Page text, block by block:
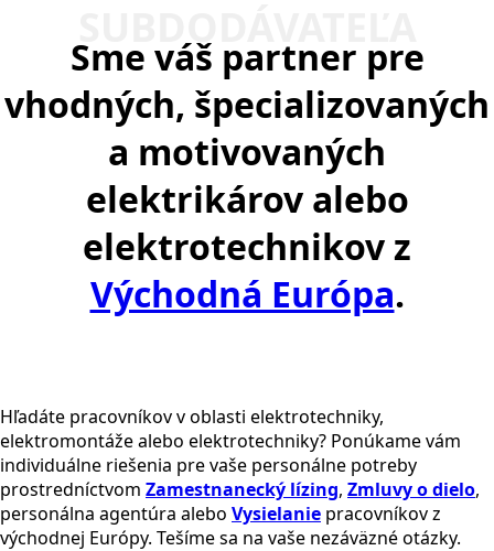
Sme váš partner pre
vhodných, špecializovaných
a motivovaných
elektrikárov alebo
elektrotechnikov z
Východná Európa.
Hľadáte pracovníkov v oblasti elektrotechniky,
elektromontáže alebo elektrotechniky? Ponúkame vám
individuálne riešenia pre vaše personálne potreby
prostredníctvom Zamestnanecký lízing, Zmluvy o dielo,
personálna agentúra alebo Vysielanie pracovníkov z
východnej Európy. Tešíme sa na vaše nezáväzné otázky.